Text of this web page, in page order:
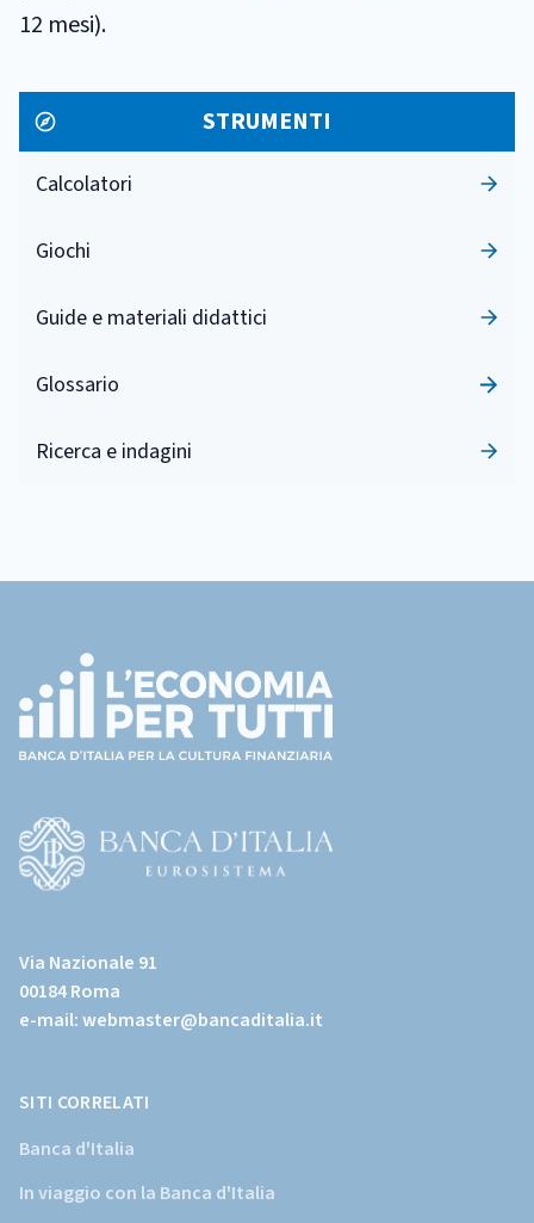
12 mesi).
STRUMENTI
Calcolatori
Giochi
Guide e materiali didattici
Glossario
Ricerca e indagini
page)
sito
istituzionale
della
Via Nazionale 91
00184 Roma
e-mail:webmaster@bancaditalia.it
SITI CORRELATI
Banca d'Italia
In viaggio con la Banca d'Italia